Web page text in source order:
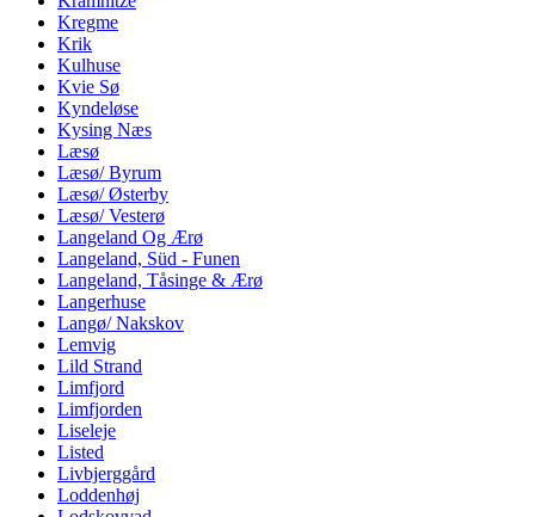
Kregme
Krik
Kulhuse
Kvie Sø
Kyndeløse
Kysing Næs
Læsø
Læsø/ Byrum
Læsø/ Østerby
Læsø/ Vesterø
Langeland Og Ærø
Langeland, Süd - Funen
Langeland, Tåsinge & Ærø
Langerhuse
Langø/ Nakskov
Lemvig
Lild Strand
Limfjord
Limfjorden
Liseleje
Listed
Livbjerggård
Loddenhøj